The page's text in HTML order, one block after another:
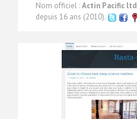
Nom officiel :Actin Pacific ltd
depuis 16 ans (2010).